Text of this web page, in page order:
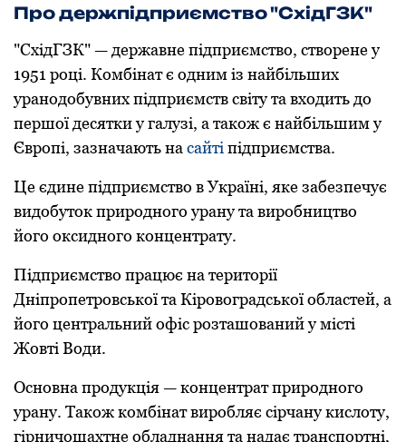
Продержпідприємство "СхідГЗК"
"СхідГЗК" — державне підприємство, створене у
1951 році. Комбінат є одним із найбільших
уранодобувних підприємств світу та входить до
першої десятки у галузі, а також є найбільшим у
Європі, зазначають на сайті підприємства.
Це єдине підприємство в Україні, яке забезпечує
видобуток природного урану та виробництво
його оксидного концентрату.
Підприємство працює на території
Дніпропетровської та Кіровоградської областей, а
його центральний офіс розташований у місті
Жовті Води.
Основна продукція — концентрат природного
урану. Також комбінат виробляє сірчану кислоту,
гірничошахтне обладнання та надає транспортні,